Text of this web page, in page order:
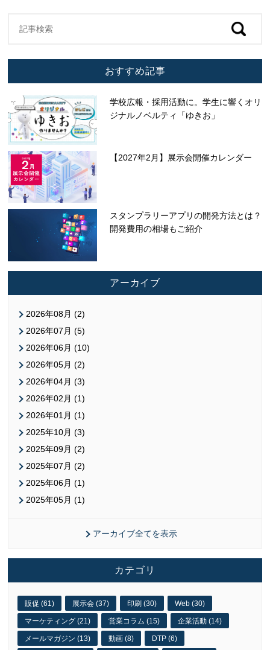
おすすめ記事
学校広報・採用活動に。学生に響くオリ
ジナルノベルティ「ゆきお」
【2027年2月】展示会開催カレンダー
スタンプラリーアプリの開発方法とは？
開発費用の相場もご紹介
アーカイブ
2026年08月 (2)
2026年07月 (5)
2026年06月 (10)
2026年05月 (2)
2026年04月 (3)
2026年02月 (1)
2026年01月 (1)
2025年10月 (3)
2025年09月 (2)
2025年07月 (2)
2025年06月 (1)
2025年05月 (1)
アーカイブ全てを表示
カテゴリ
販促 (61) 展示会 (37) 印刷 (30) Web (30)
マーケティング (21) 営業コラム (15) 企業活動 (14)
メールマガジン (13) 動画 (8) DTP (6)